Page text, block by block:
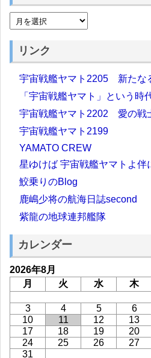
リンク
宇宙戦艦ヤマト2205 新たな
「宇宙戦艦ヤマト」という
宇宙戦艦ヤマト2202 愛の戦
宇宙戦艦ヤマト2199
YAMATO CREW
星ゆけば 宇宙戦艦ヤマトよ伴
鮫乗りのBlog
鹿嶋少将の航海日誌second
紫龍の地球連邦艦隊
カレンダー
2026年8月
月
火 水 木
3
4 5 6
10
11 12 13
17
18 19 20
24
25 26 27
31